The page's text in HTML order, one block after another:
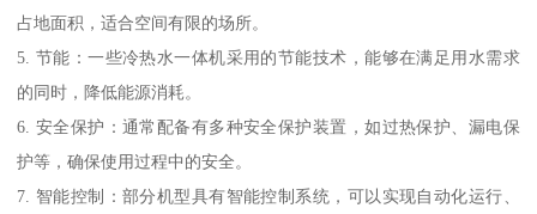
占地面积，适合空间有限的场所。
5. 节能：一些冷热水一体机采用的节能技术，能够在满足用水需求
的同时，降低能源消耗。
6. 安全保护：通常配备有多种安全保护装置，如过热保护、漏电保
护等，确保使用过程中的安全。
7. 智能控制：部分机型具有智能控制系统，可以实现自动化运行、